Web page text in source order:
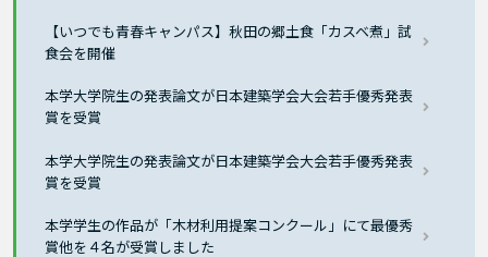
【いつでも青春キャンパス】秋田の郷土食「カスベ煮」試
食会を開催
本学大学院生の発表論文が日本建築学会大会若手優秀発表
賞を受賞
本学大学院生の発表論文が日本建築学会大会若手優秀発表
賞を受賞
本学学生の作品が「木材利用提案コンクール」にて最優秀
賞他を４名が受賞しました